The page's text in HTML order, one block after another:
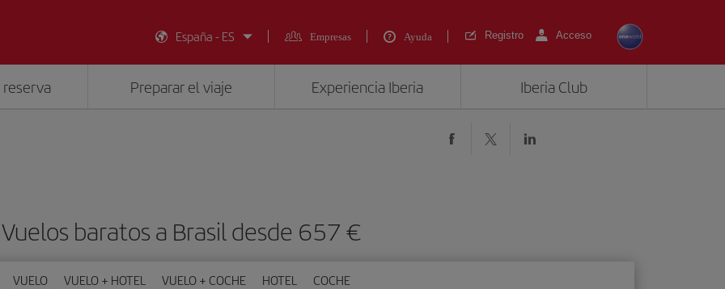
España - ES
Empresas Ayuda Registro Acceso
Preparar el viaje Experiencia Iberia Iberia Club
Vuelos baratos a Brasil desde 657 €
VUELO VUELO + HOTEL VUELO + COCHE HOTEL COCHE